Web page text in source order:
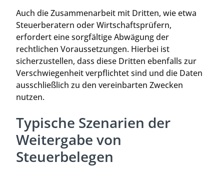
Auch die Zusammenarbeit mit Dritten, wie etwa
Steuerberatern oder Wirtschaftsprüfern,
erfordert eine sorgfältige Abwägung der
rechtlichen Voraussetzungen. Hierbei ist
sicherzustellen, dass diese Dritten ebenfalls zur
Verschwiegenheit verpflichtet sind und die Daten
ausschließlich zu den vereinbarten Zwecken
nutzen.
Typische Szenarien der
Weitergabe von
Steuerbelegen